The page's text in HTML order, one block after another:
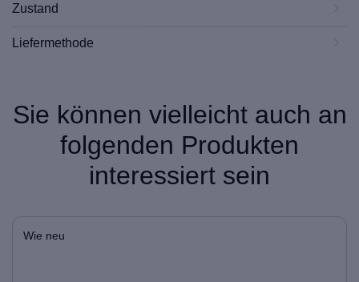
Zustand
Liefermethode
Sie können vielleicht auch an
folgenden Produkten
interessiert sein
Wie neu